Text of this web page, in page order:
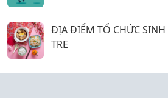
ĐỊA ĐIỂM TỔ CHỨC SINH
TRE